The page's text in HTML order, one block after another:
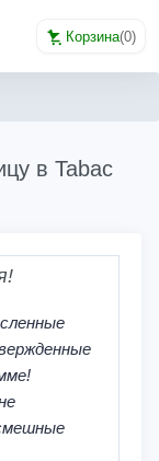
Корзина(0)
в Tabac